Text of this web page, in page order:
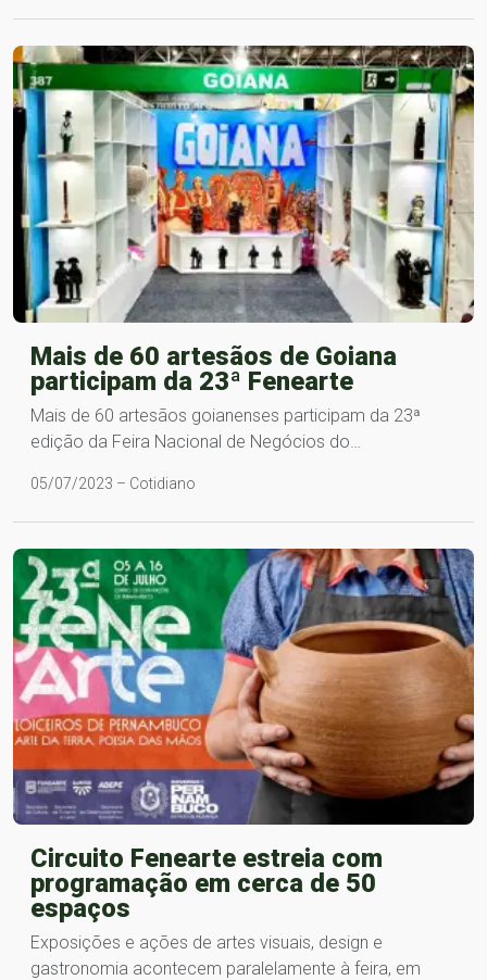
Mais de 60 artesãos de Goiana
participam da 23ª Fenearte
Mais de 60 artesãos goianenses participam da 23ª
edição da Feira Nacional de Negócios do…
05/07/2023 – Cotidiano
Circuito Fenearte estreia com
programação em cerca de 50
espaços
Exposições e ações de artes visuais, design e
gastronomia acontecem paralelamente à feira, em